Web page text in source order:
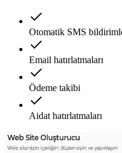
Otomatik SMS
Email hatırlatmaları
Ödeme takibi
Aidat hatırlatmaları